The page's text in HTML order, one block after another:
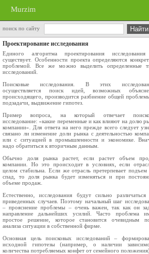
Murzim
поиск по сайту
Проектирование исследования
Единого алгоритма проектирования
существует. Особенности проекта определяются
проблемой. Все же можно выделить определенные
исследований.
Поисковые исследования. В этих
осуществляется поиск идей, возможных
происходящего, производится разбиение общей
подзадачи, выдвижение гипотез.
Пример вопроса, на который отвечает
исследование: «какие переменные и как влияют на долю
компании». Для ответа на него прежде всего следует
связано ли изменение доли рынка с деятельностью
или с ситуацией в промышленности и экономике.
надо обратиться к вторичным данным.
Обычно доля рынка растет, если растет объем
компании. Но это происходит в условиях, если
целом стабильна. Если же отрасль претерпевает подъем
спад, то доля рынка будет изменяться и при
объеме продаж.
Естественно, исследования будут сильно различаться
приведенных случаев. Поэтому начальный шаг
– прояснение проблемы – очень важен, так как он
направление дальнейших усилий. Часто проблема
простое решение, которое становится очевидным
анализа ситуации в собственной фирме.
Основная цель поисковых исследований –
исходной гипотезы (например, о наличии
количества потребляемых конфет от семейного